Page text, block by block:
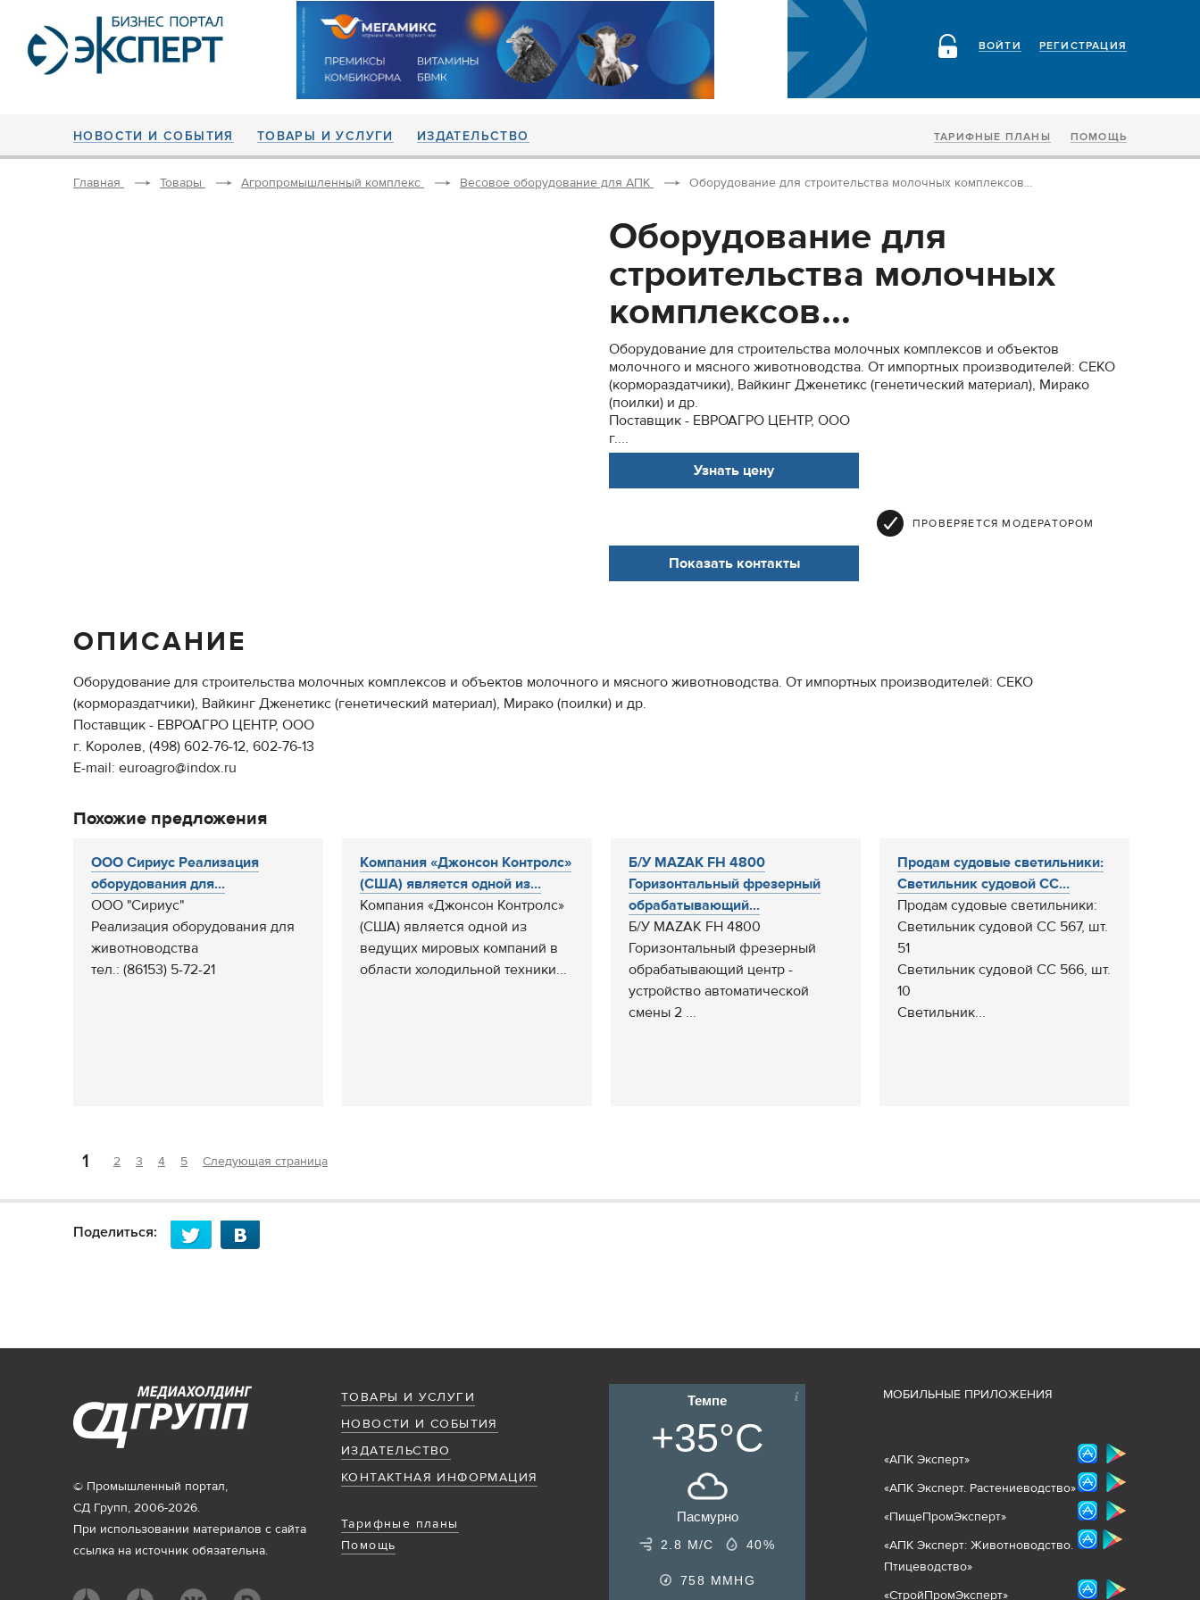
РЕГИСТРАЦИЯ
ВОЙТИ
НОВОСТИ И СОБЫТИЯ ТОВАРЫ И УСЛУГИ ИЗДАТЕЛЬСТВО ТАРИФНЫЕ ПЛАНЫ ПОМОЩЬ
Главная Товары Агропромышленный комплекс Весовое оборудование для АПК Оборудование для строительства молочных комплексов...
Оборудование для
строительства молочных
комплексов...
Оборудование для строительства молочных комплексов и объектов
молочного и мясного животноводства. От импортных производителей: СЕКО
(кормораздатчики), Вайкинг Дженетикс (генетический материал), Мирако
(поилки) и др.
Поставщик - ЕВРОАГРО ЦЕНТР, ООО
г....
Узнать цену
ПРОВЕРЯЕТСЯ МОДЕРАТОРОМ
Показать контакты
ОПИСАНИЕ
Оборудование для строительства молочных комплексов и объектов молочного и мясного животноводства. От импортных производителей: СЕКО
(кормораздатчики), Вайкинг Дженетикс (генетический материал), Мирако (поилки) и др.
Поставщик - ЕВРОАГРО ЦЕНТР, ООО
г. Королев, (498) 602-76-12, 602-76-13
E-mail: euroagro@indox.ru
Похожие предложения
ООО Сириус Реализация
оборудования для...
ООО "Сириус"
Реализация оборудования для
животноводства
тел.: (86153) 5-72-21
Компания «Джонсон Контролс»
(США) является одной из...
Компания «Джонсон Контролс»
(США) является одной из
ведущих мировых компаний в
области холодильной техники...
Б/У MAZAK FH 4800
Горизонтальный фрезерный
обрабатывающий...
Б/У MAZAK FH 4800
Горизонтальный фрезерный
обрабатывающий центр -
устройство автоматической
смены 2 ...
Продам судовые светильники:
Светильник судовой СС...
Продам судовые светильники:
Светильник судовой СС 567, шт.
51
Светильник судовой СС 566, шт.
10
Светильник...
1 2 3 4 5 Следующая страница
Поделиться:
ТОВАРЫ И УСЛУГИ
НОВОСТИ И СОБЫТИЯ
ИЗДАТЕЛЬСТВО
КОНТАКТНАЯ ИНФОРМАЦИЯ
Тарифные планы
Помощь
© Промышленный портал,
СД Групп, 2006-2026.
При использовании материалов с сайта
ссылка на источник обязательна.
Темпе
+35°C
Пасмурно
2.8 М/С 40%
758 MMHG
МОБИЛЬНЫЕ ПРИЛОЖЕНИЯ
«АПК Эксперт»
«АПК Эксперт. Растениеводство»
«ПищеПромЭксперт»
«АПК Эксперт: Животноводство.
Птицеводство»
«СтройПромЭксперт»